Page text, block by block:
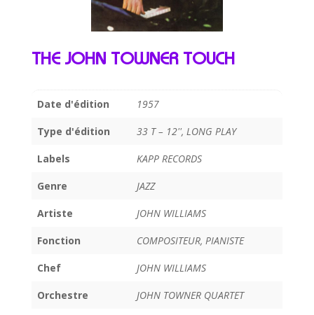
THE JOHN TOWNER TOUCH
Date d'édition 1957
Type d'édition 33 T – 12'', LONG PLAY
Labels KAPP RECORDS
Genre JAZZ
Artiste JOHN WILLIAMS
Fonction COMPOSITEUR, PIANISTE
Chef JOHN WILLIAMS
Orchestre JOHN TOWNER QUARTET